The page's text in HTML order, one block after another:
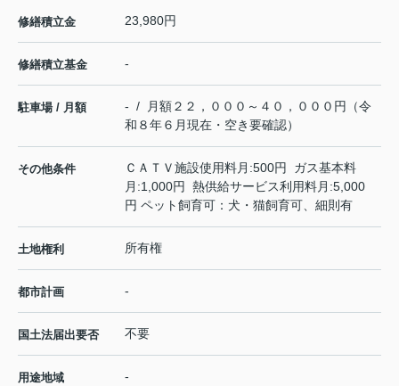
修繕積立金 23,980円
修繕積立基金 -
駐車場 / 月額
- / 月額２２，０００～４０，０００円（令
和８年６月現在・空き要確認）
その他条件
ＣＡＴＶ施設使用料月:500円 ガス基本料
月:1,000円 熱供給サービス利用料月:5,000
円 ペット飼育可：犬・猫飼育可、細則有
土地権利 所有権
都市計画 -
国土法届出要否 不要
用途地域 -